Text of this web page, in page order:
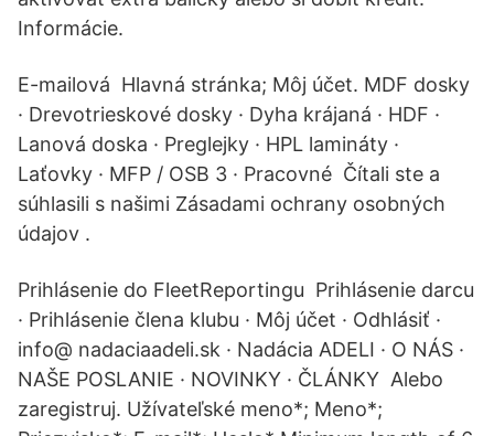
Informácie.
E-mailová Hlavná stránka; Môj účet. MDF dosky
· Drevotrieskové dosky · Dyha krájaná · HDF ·
Lanová doska · Preglejky · HPL lamináty ·
Laťovky · MFP / OSB 3 · Pracovné Čítali ste a
súhlasili s našimi Zásadami ochrany osobných
údajov .
Prihlásenie do FleetReportingu Prihlásenie darcu
· Prihlásenie člena klubu · Môj účet · Odhlásiť ·
info@ nadaciaadeli.sk · Nadácia ADELI · O NÁS ·
NAŠE POSLANIE · NOVINKY · ČLÁNKY Alebo
zaregistruj. Užívateľské meno*; Meno*;